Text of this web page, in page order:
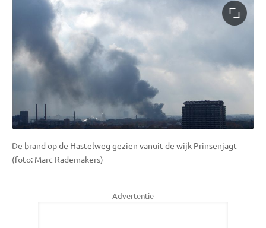
De brand op de Hastelweg gezien vanuit de wijk Prinsenjagt
(foto: Marc Rademakers)
Advertentie